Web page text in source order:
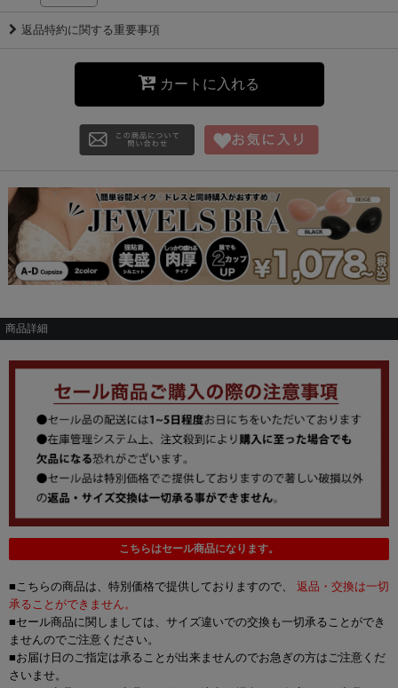
返品特約に関する重要事項
カートに入れる
商品詳細
こちらはセール商品になります。
■こちらの商品は、特別価格で提供しておりますので、 返品・交換は一切
承ることができません。
■セール商品に関しましては、サイズ違いでの交換も一切承ることができ
ませんのでご注意ください。
■お届け日のご指定は承ることが出来ませんのでお急ぎの方はご注意くだ
さいませ。